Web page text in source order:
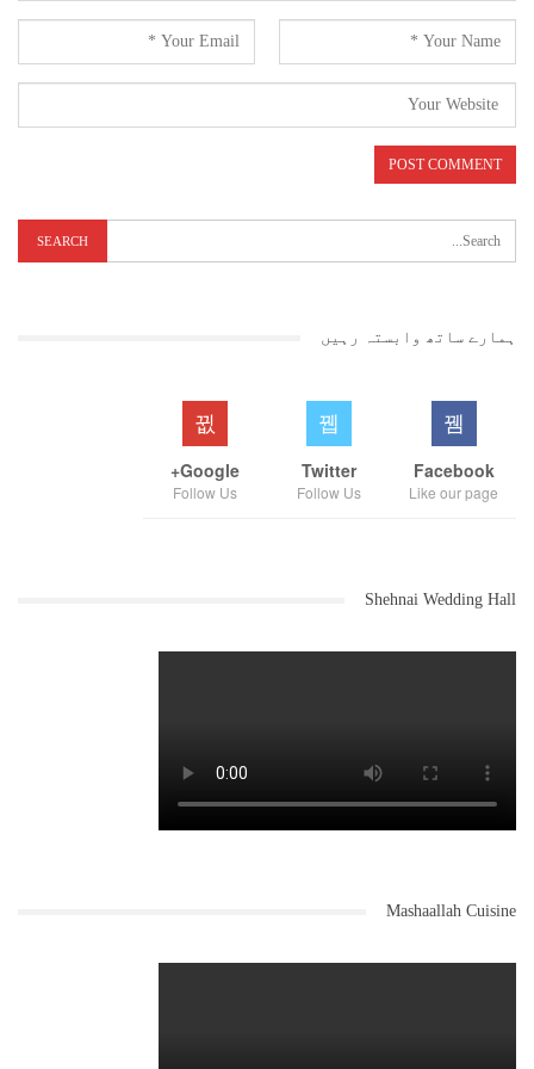
ہمارے ساتھ وابستہ رہیں
Facebook
Like our page
Twitter
Follow Us
Google+
Follow Us
Shehnai Wedding Hall
Mashaallah Cuisine